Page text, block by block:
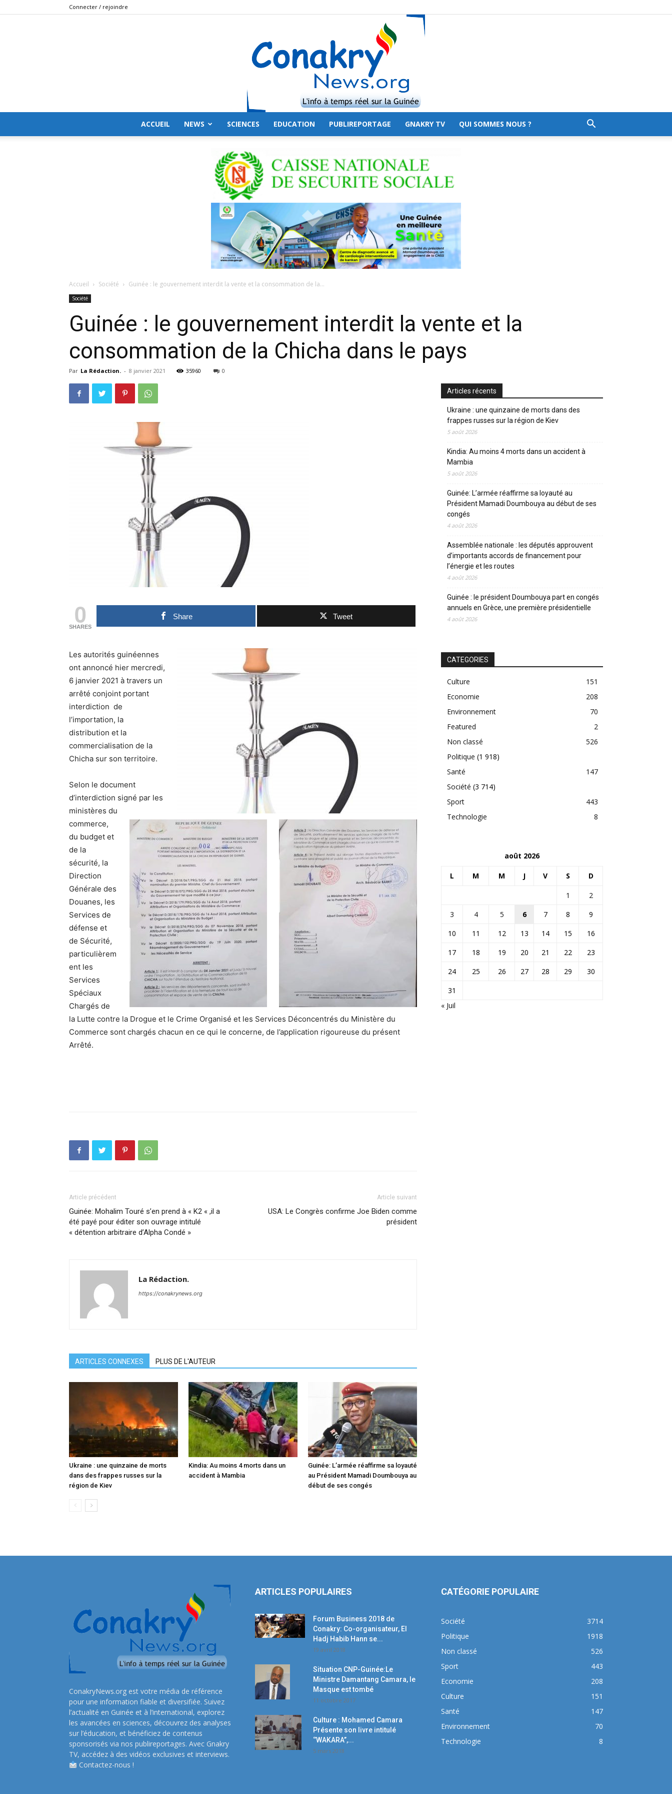
Connecter / rejoindre
ACCUEIL NEWS SCIENCES EDUCATION PUBLIREPORTAGE GNAKRY TV QUI SOMMES NOUS ?
Accueil Société Guinée : le gouvernement interdit la vente et la consommation de la...
Société
Guinée : le gouvernement interdit la vente et la
consommation de la Chicha dans le pays
Par La Rédaction. - 8 janvier 2021 35960 0
0
SHARES
Share Tweet
Les autorités guinéennes
ont annoncé hier mercredi,
6 janvier 2021 à travers un
arrêté conjoint portant
interdiction de
l’importation, la
distribution et la
commercialisation de la
Chicha sur son territoire.
Selon le document
d’interdiction signé par les
ministères du
commerce,
du budget et
de la
sécurité, la
Direction
Générale des
Douanes, les
Services de
défense et
de Sécurité,
particulièrem
ent les
Services
Spéciaux
Chargés de
la Lutte contre la Drogue et le Crime Organisé et les Services Déconcentrés du Ministère du
Commerce sont chargés chacun en ce qui le concerne, de l’application rigoureuse du présent
Arrêté.
Article précédent
Guinée: Mohalim Touré s’en prend à « K2 « ,il a
été payé pour éditer son ouvrage intitulé
« détention arbitraire d’Alpha Condé »
Article suivant
USA: Le Congrès confirme Joe Biden comme
président
La Rédaction.
https://conakrynews.org
ARTICLES CONNEXES PLUS DE L'AUTEUR
Ukraine : une quinzaine de morts
dans des frappes russes sur la
région de Kiev
Kindia: Au moins 4 morts dans un
accident à Mambia
Guinée: L’armée réaffirme sa loyauté
au Président Mamadi Doumbouya au
début de ses congés
Articles récents
Ukraine : une quinzaine de morts dans des
frappes russes sur la région de Kiev
5 août 2026
Kindia: Au moins 4 morts dans un accident à
Mambia
5 août 2026
Guinée: L’armée réaffirme sa loyauté au
Président Mamadi Doumbouya au début de ses
congés
4 août 2026
Assemblée nationale : les députés approuvent
d’importants accords de financement pour
l’énergie et les routes
4 août 2026
Guinée : le président Doumbouya part en congés
annuels en Grèce, une première présidentielle
4 août 2026
CATEGORIES
Culture
151
Economie
208
Environnement
70
Featured
2
Non classé
526
Politique (1 918)
Santé
147
Société (3 714)
Sport
443
Technologie
8
août 2026
L M M J V S D
1
2
3
4 5 6 7 8
9
10
11 12 13 14 15
16
17
18 19 20 21 22
23
24
25 26 27 28 29
30
31
« Juil
ConakryNews.org est votre média de référence
pour une information fiable et diversifiée. Suivez
l’actualité en Guinée et à l’international, explorez
les avancées en sciences, découvrez des analyses
sur l’éducation, et bénéficiez de contenus
sponsorisés via nos publireportages. Avec Gnakry
TV, accédez à des vidéos exclusives et interviews.
Contactez-nous !
ARTICLES POPULAIRES
Forum Business 2018 de
Conakry: Co-organisateur, El
Hadj Habib Hann se...
19 avril 2018
Situation CNP-Guinée:Le
Ministre Damantang Camara, le
Masque est tombé
11 octobre 2017
Culture : Mohamed Camara
Présente son livre intitulé
‘’WAKARA’’,...
5 mars 2018
CATÉGORIE POPULAIRE
Société
3714
Politique
1918
Non classé
526
Sport
443
Economie
208
Culture
151
Santé
147
Environnement
70
Technologie
8